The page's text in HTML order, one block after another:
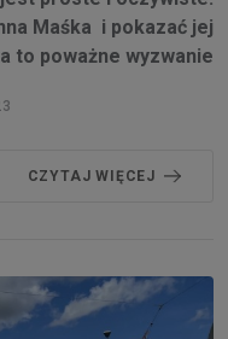
Maśka i pokazać jej
to poważne wyzwanie
CZYTAJ WIĘCEJ